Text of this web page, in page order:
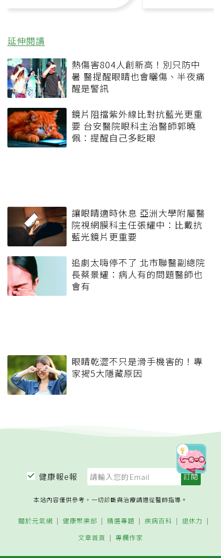
延伸閱讀
熱傷害804人創新高！別只防中
暑 醫提醒眼睛也會曬傷、半夜痛
醒是警訊
鏡片阻擋紫外線比對抗藍光更重
要 台安醫院眼科主治醫師郭曉
佩：提醒自己多眨眼
讓眼睛適時休息 亞洲大學附屬醫
院視網膜科主任張耀中：比戴抗
藍光鏡片更重要
追劇太嗨停不了 北市聯醫副總院
長蔡景耀：病人有的問題醫師也
會有
眼睛乾澀不只是滑手機害的！專
家揭5大隱藏原因
健康報e報
本站內容僅供參考，一切診斷與治療請遵從醫師指導。
關於元氣網 健康聚樂部 精選專題 疾病百科
退休力
文章首頁
專欄作家